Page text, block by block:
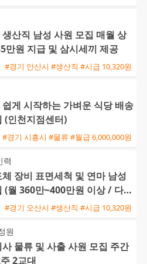
산직 남성 사원 모집 매월 상
만원 지급 및 삼시세끼 제공
#경기 안산시 #생산직 #시급 10,320원
게 시작하는 가벼운 식당 배송
(인천지점센터)
#경기 시흥시 #물류 #월급 6,000,000원
력
장비 표면세척 및 연마 남성
(월 360만~400만원 이상 / 다양
택)
#경기 오산시 #생산직 #시급 10,320원
원
물류 및 사출 사원 모집 주간
2교대